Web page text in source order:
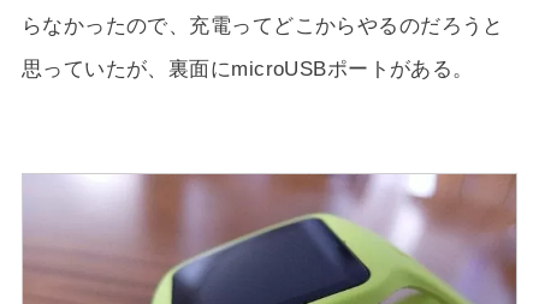
らなかったので、充電ってどこからやるのだろうと
思っていたが、裏面にmicroUSBポートがある。